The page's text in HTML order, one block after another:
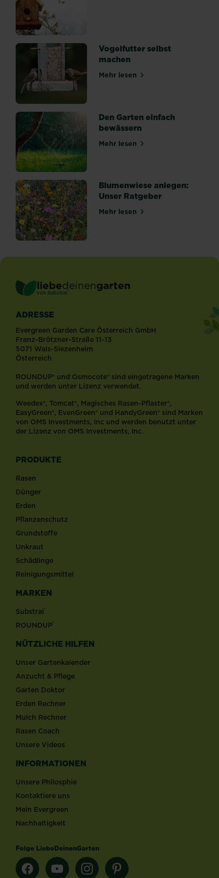
Baumstumpf
im
Weg
steht,
hast
mehrere
Möglichkeiten.
Doch
nicht
alle
sind
geeignet.
Den...
Vogelfutter selbst
machen
Mehr lesenüber Vogelfutter selbst
Den Garten einfach
bewässern
Mehr lesenüber Den Garten einfach
Blumenwiese anlegen:
Unser Ratgeber
Mehr lesenüber Blumenwiese
liebedeinengarten
von Substral ®
ADRESSE
Evergreen Garden Care Österreich GmbH
Franz-Brötzner-Straße 11-13
5071 Wals-Siezenheim
Österreich
ROUNDUP® und Osmocote® sind eingetragene Marken
und werden unter Lizenz verwendet.
Weedex®, Tomcat®, Magisches Rasen-Pflaster®,
EasyGreen®, EvenGreen® und HandyGreen® sind Marken
von OMS Investments, Inc und werden benutzt unter
der Lizenz von OMS Investments, Inc.
PRODUKTE
Rasen
Dünger
Erden
Pflanzenschutz
Grundstoffe
Unkraut
Schädlinge
Reinigungsmittel
MARKEN
Substral®
ROUNDUP®
NÜTZLICHE HILFEN
Unser Gartenkalender
Anzucht & Pflege
Garten Doktor
Erden Rechner
Mulch Rechner
Rasen Coach
Unsere Videos
INFORMATIONEN
Unsere Philosphie
Kontaktiere uns
Mein Evergreen
Nachhaltigkeit
Folge LiebeDeinenGarten